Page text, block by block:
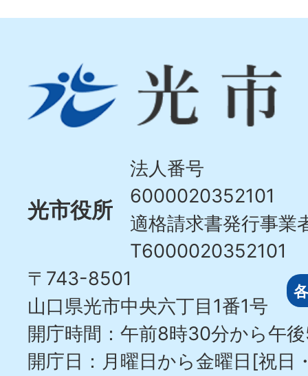
市
Hikari
光市役所
法人番号
6000020352101
適格請求書発行事業
T6000020352101
〒743-8501
山口県光市中央六丁目1番1号
開庁時間：午前8時30分から午
開庁日：月曜日から金曜日[祝日